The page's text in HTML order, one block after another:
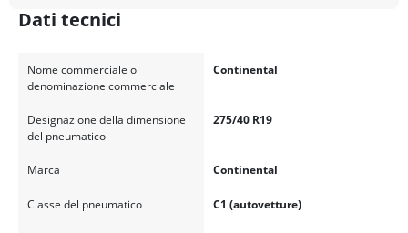
Dati tecnici
Nome commerciale o
denominazione commerciale
Continental
Designazione della dimensione
del pneumatico
275/40 R19
Marca Continental
Classe del pneumatico C1 (autovetture)